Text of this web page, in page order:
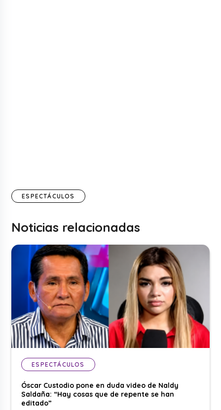
ESPECTÁCULOS
Noticias relacionadas
ESPECTÁCULOS
Óscar Custodio pone en duda video de Naldy
Saldaña: “Hay cosas que de repente se han
editado”